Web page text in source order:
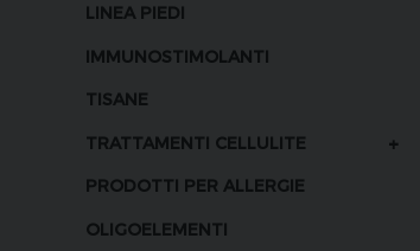
LINEA PIEDI
IMMUNOSTIMOLANTI
TISANE
TRATTAMENTI CELLULITE +
PRODOTTI PER ALLERGIE
OLIGOELEMENTI